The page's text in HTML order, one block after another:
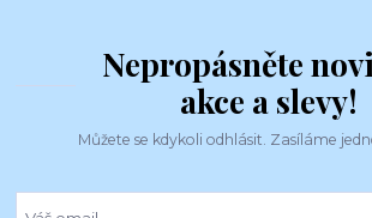
Nepropásněte
akce a slevy!
Můžete se kdykoli odhlásit. Zasíláme